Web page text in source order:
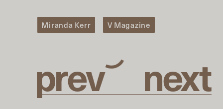
Miranda Kerr V Magazine
prev next